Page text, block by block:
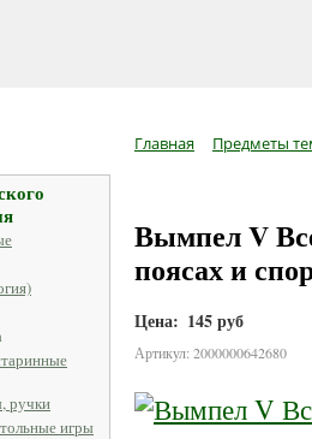
ручки
игры
Главная Предметы
Вымпел V
поясах и
Цена: 145 руб
Артикул: 2000000642680